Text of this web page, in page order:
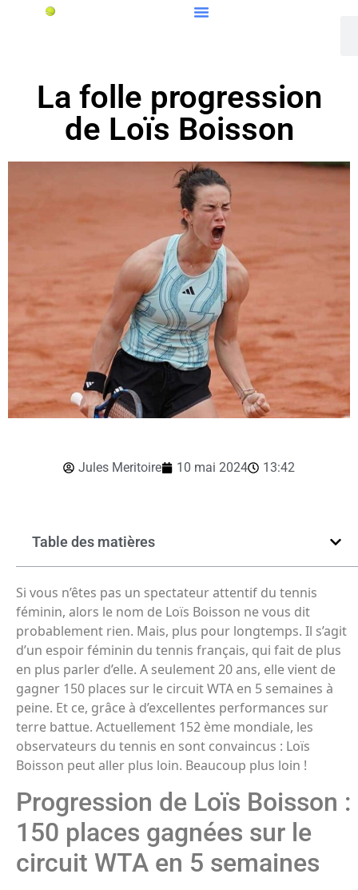
La folle progression
de Loïs Boisson
Jules Meritoire 10 mai 2024 13:42
Table des matières
Si vous n’êtes pas un spectateur attentif du tennis
féminin, alors le nom de Loïs Boisson ne vous dit
probablement rien. Mais, plus pour longtemps. Il s’agit
d’un espoir féminin du tennis français, qui fait de plus
en plus parler d’elle. A seulement 20 ans, elle vient de
gagner 150 places sur le circuit WTA en 5 semaines à
peine. Et ce, grâce à d’excellentes performances sur
terre battue. Actuellement 152 ème mondiale, les
observateurs du tennis en sont convaincus : Loïs
Boisson peut aller plus loin. Beaucoup plus loin !
Progression de Loïs Boisson :
150 places gagnées sur le
circuit WTA en 5 semaines